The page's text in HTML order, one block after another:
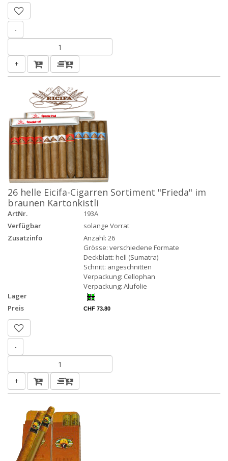
-
+
26 helle Eicifa-Cigarren Sortiment "Frieda" im
braunen Kartonkistli
ArtNr.
193A
Verfügbar
solange Vorrat
Zusatzinfo
Anzahl: 26
Grösse: verschiedene Formate
Deckblatt: hell (Sumatra)
Schnitt: angeschnitten
Verpackung: Cellophan
Verpackung: Alufolie
Lager
Preis
CHF 73.80
-
+